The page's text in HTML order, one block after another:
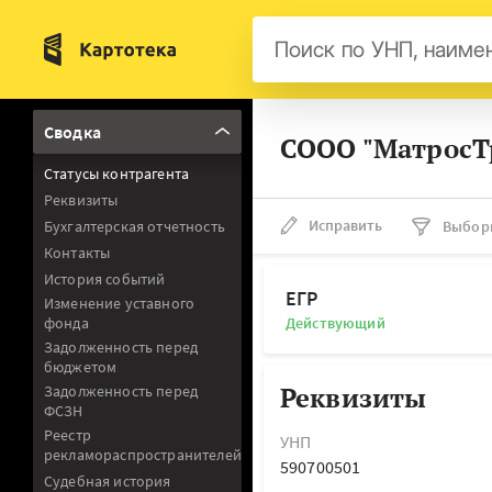
Сводка
Статусы контрагента
Реквизиты
Бухгалтерская отчетность
Контакты
История событий
Изменение уставного
фонда
Задолженность перед
бюджетом
Задолженность перед
ФСЗН
Реестр
рекламораспространителей
Судебная история
СООО
Исправить
ЕГР
Действующий
Реквизиты
УНП
590700501